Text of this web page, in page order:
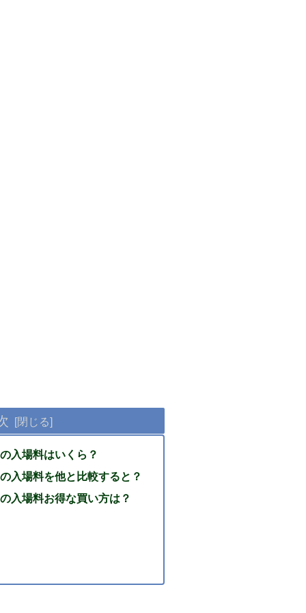
入場料はいくら？
入場料を他と比較すると？
入場料お得な買い方は？